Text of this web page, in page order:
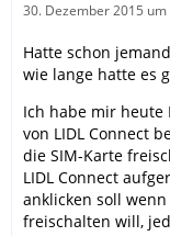
30. Dezember 2015 um
Hatte schon
wie lange hatte es
Ich habe mir heute
von LIDL Connect
die SIM-Karte
LIDL Connect
anklicken soll
freischalten will,